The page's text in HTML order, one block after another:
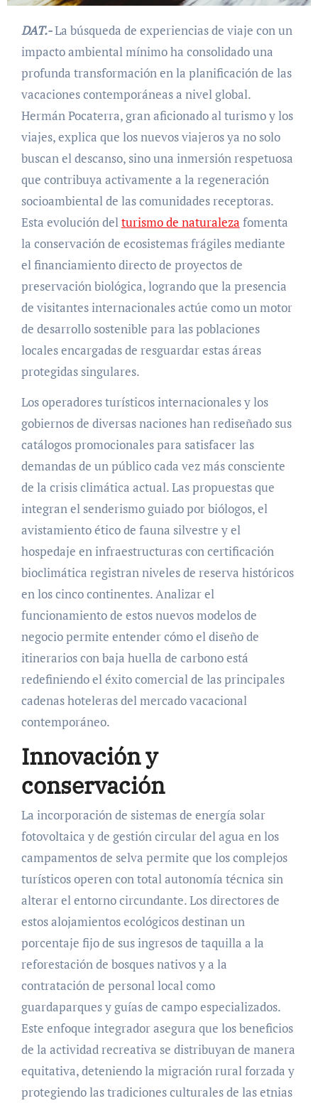
DAT.-La búsqueda de experiencias de viaje con un
impacto ambiental mínimo ha consolidado una
profunda transformación en la planificación de las
vacaciones contemporáneas a nivel global.
Hermán Pocaterra, gran aficionado al turismo y los
viajes, explica que los nuevos viajeros ya no solo
buscan el descanso, sino una inmersión respetuosa
que contribuya activamente a la regeneración
socioambiental de las comunidades receptoras.
Esta evolución delturismo de naturaleza fomenta
la conservación de ecosistemas frágiles mediante
el financiamiento directo de proyectos de
preservación biológica, logrando que la presencia
de visitantes internacionales actúe como un motor
de desarrollo sostenible para las poblaciones
locales encargadas de resguardar estas áreas
protegidas singulares.
Los operadores turísticos internacionales y los
gobiernos de diversas naciones han rediseñado sus
catálogos promocionales para satisfacer las
demandas de un público cada vez más consciente
de la crisis climática actual. Las propuestas que
integran el senderismo guiado por biólogos, el
avistamiento ético de fauna silvestre y el
hospedaje en infraestructuras con certificación
bioclimática registran niveles de reserva históricos
en los cinco continentes. Analizar el
funcionamiento de estos nuevos modelos de
negocio permite entender cómo el diseño de
itinerarios con baja huella de carbono está
redefiniendo el éxito comercial de las principales
cadenas hoteleras del mercado vacacional
contemporáneo.
Innovación y
conservación
La incorporación de sistemas de energía solar
fotovoltaica y de gestión circular del agua en los
campamentos de selva permite que los complejos
turísticos operen con total autonomía técnica sin
alterar el entorno circundante. Los directores de
estos alojamientos ecológicos destinan un
porcentaje fijo de sus ingresos de taquilla a la
reforestación de bosques nativos y a la
contratación de personal local como
guardaparques y guías de campo especializados.
Este enfoque integrador asegura que los beneficios
de la actividad recreativa se distribuyan de manera
equitativa, deteniendo la migración rural forzada y
protegiendo las tradiciones culturales de las etnias